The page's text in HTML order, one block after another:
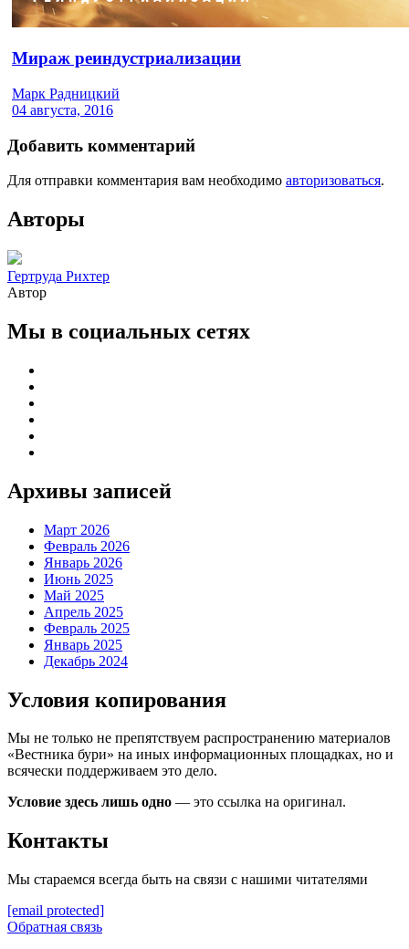
Мираж реиндустриализации
Марк Радницкий
04 августа, 2016
Добавить комментарий
Для отправки комментария вам необходимо авторизоваться.
Авторы
Гертруда Рихтер
Автор
Мы в социальных сетях
Архивы записей
Март 2026
Февраль 2026
Январь 2026
Июнь 2025
Май 2025
Апрель 2025
Февраль 2025
Январь 2025
Декабрь 2024
Условия копирования
Мы не только не препятствуем распространению материалов
«Вестника бури» на иных информационных площадках, но и
всячески поддерживаем это дело.
Условие здесь лишь одно — это ссылка на оригинал.
Контакты
Мы стараемся всегда быть на связи с нашими читателями
[email protected]
Обратная связь